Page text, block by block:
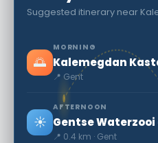
Suggested itinerary near
🌅
MORNING
Kalemegdan
📍 Gent
☀️
AFTERNOON
📍 0.4 km · Gent